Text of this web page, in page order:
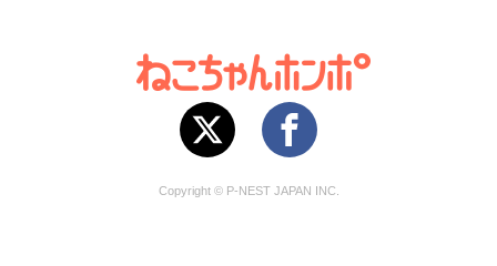
Copyright © P-NEST JAPAN INC.